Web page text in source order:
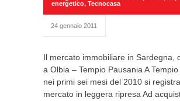
energetico, Tecnocasa
24 gennaio 2011
Il mercato immobiliare in Sardegna,
a Olbia – Tempio Pausania A
nei primi sei mesi del 2010 si
mercato in leggera ripresa Ad